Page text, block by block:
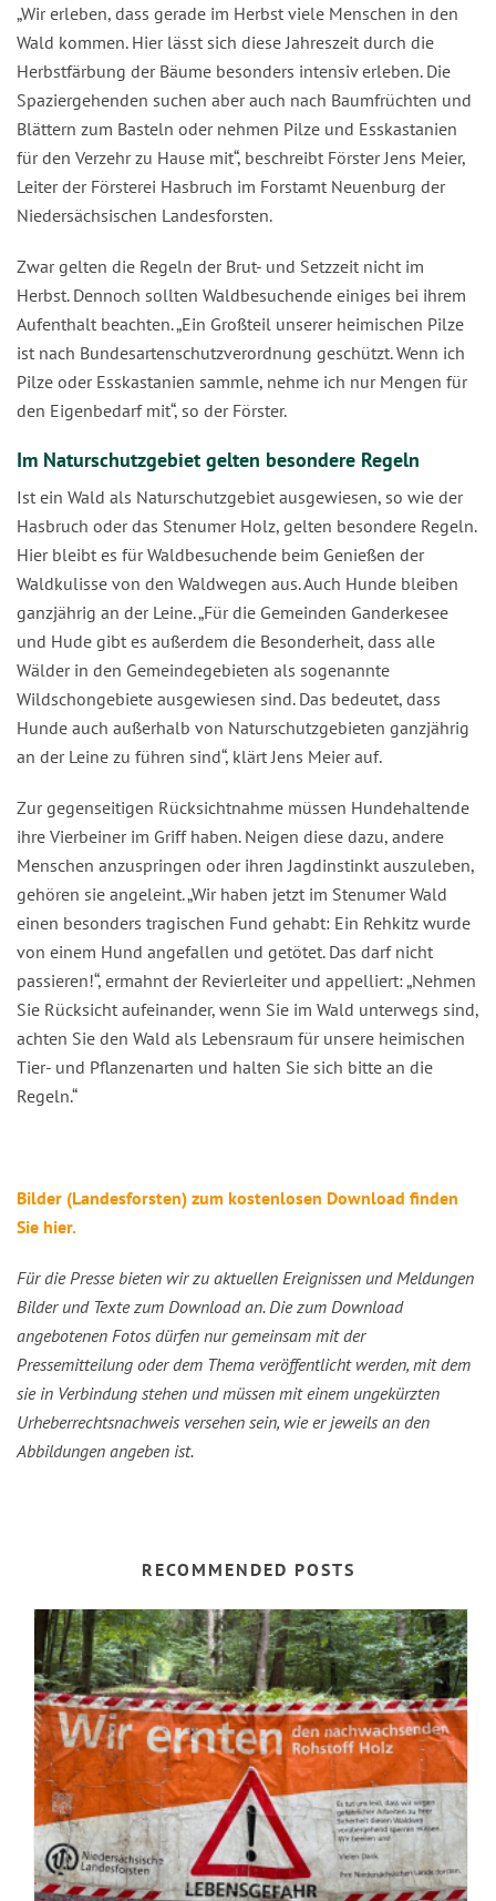
„Wir erleben, dass gerade im Herbst viele Menschen in den
Wald kommen. Hier lässt sich diese Jahreszeit durch die
Herbstfärbung der Bäume besonders intensiv erleben. Die
Spaziergehenden suchen aber auch nach Baumfrüchten und
Blättern zum Basteln oder nehmen Pilze und Esskastanien
für den Verzehr zu Hause mit“, beschreibt Förster Jens Meier,
Leiter der Försterei Hasbruch im Forstamt Neuenburg der
Niedersächsischen Landesforsten.
Zwar gelten die Regeln der Brut- und Setzzeit nicht im
Herbst. Dennoch sollten Waldbesuchende einiges bei ihrem
Aufenthalt beachten. „Ein Großteil unserer heimischen Pilze
ist nach Bundesartenschutzverordnung geschützt. Wenn ich
Pilze oder Esskastanien sammle, nehme ich nur Mengen für
den Eigenbedarf mit“, so der Förster.
Im Naturschutzgebiet gelten besondere Regeln
Ist ein Wald als Naturschutzgebiet ausgewiesen, so wie der
Hasbruch oder das Stenumer Holz, gelten besondere Regeln.
Hier bleibt es für Waldbesuchende beim Genießen der
Waldkulisse von den Waldwegen aus. Auch Hunde bleiben
ganzjährig an der Leine. „Für die Gemeinden Ganderkesee
und Hude gibt es außerdem die Besonderheit, dass alle
Wälder in den Gemeindegebieten als sogenannte
Wildschongebiete ausgewiesen sind. Das bedeutet, dass
Hunde auch außerhalb von Naturschutzgebieten ganzjährig
an der Leine zu führen sind“, klärt Jens Meier auf.
Zur gegenseitigen Rücksichtnahme müssen Hundehaltende
ihre Vierbeiner im Griff haben. Neigen diese dazu, andere
Menschen anzuspringen oder ihren Jagdinstinkt auszuleben,
gehören sie angeleint. „Wir haben jetzt im Stenumer Wald
einen besonders tragischen Fund gehabt: Ein Rehkitz wurde
von einem Hund angefallen und getötet. Das darf nicht
passieren!“, ermahnt der Revierleiter und appelliert: „Nehmen
Sie Rücksicht aufeinander, wenn Sie im Wald unterwegs sind,
achten Sie den Wald als Lebensraum für unsere heimischen
Tier- und Pflanzenarten und halten Sie sich bitte an die
Regeln.“
Bilder (Landesforsten) zum kostenlosen Download finden
Sie hier.
Für die Presse bieten wir zu aktuellen Ereignissen und Meldungen
Bilder und Texte zum Download an. Die zum Download
angebotenen Fotos dürfen nur gemeinsam mit der
Pressemitteilung oder dem Thema veröffentlicht werden, mit dem
sie in Verbindung stehen und müssen mit einem ungekürzten
Urheberrechtsnachweis versehen sein, wie er jeweils an den
Abbildungen angeben ist.
RECOMMENDED POSTS